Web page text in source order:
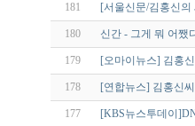
181 [서울신문/김홍신
180 신간 - 그게 뭐 어쨌
179 [오마이뉴스] 김홍
178 [연합뉴스] 김홍신
177 [KBS뉴스투데이